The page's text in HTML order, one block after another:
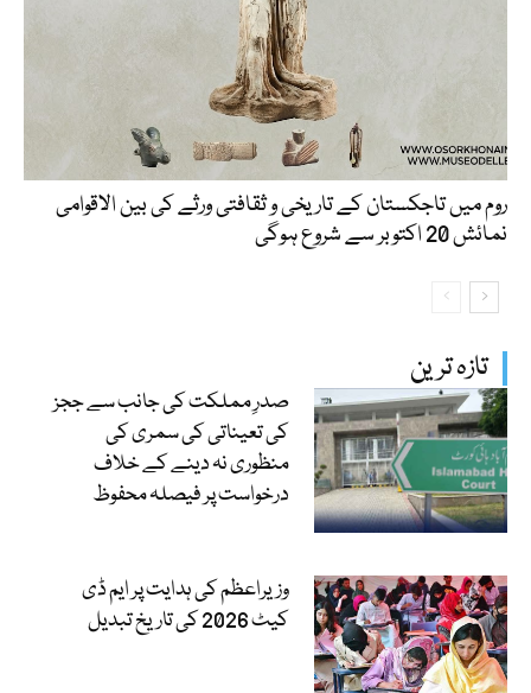
تازہ ترین
صدرِ مملکت کی جانب سے ججز
کی تعیناتی کی سمری کی
منظوری نہ دینے کے خلاف
درخواست پر فیصلہ محفوظ
وزیراعظم کی ہدایت پر ایم ڈی
کیٹ 2026 کی تاریخ تبدیل
روم میں تاجکستان کے تاریخی و ثقافتی ورثے کی بین الاقوامی
نمائش 20 اکتوبر سے شروع ہوگی